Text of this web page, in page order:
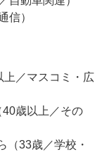
信）
上／マスコミ・広
40歳以上／その
（33歳／学校・